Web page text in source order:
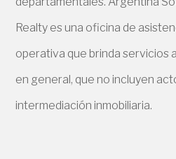
Realty es una oficina de
operativa que brinda servicios
en general, que no incluyen
intermediación inmobiliaria.